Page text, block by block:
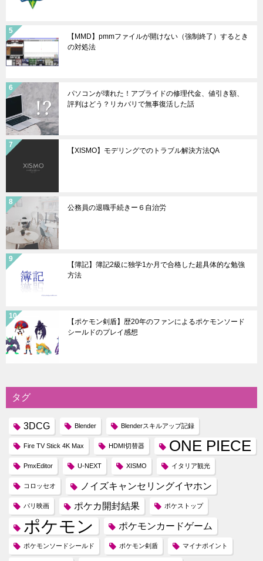
【MMD】pmmファイルが開けない（強制終了）するとき
の対処法
パソコンが壊れた！アプライドの修理代金、値引き額、
評判はどう？リカバリで無事復活した話
【XISMO】モデリングでのトラブル解決方法QA
公務員の退職手続きー６自治労
【簿記】簿記2級に独学1か月で合格した超具体的な勉強
方法
【ポケモン剣盾】歴20年のファンによるポケモンソード
シールドのプレイ感想
タグ
3DCG Blender Blenderスキルアップ記録
Fire TV Stick 4K Max HDMI切替器 ONE PIECE
PmxEditor U-NEXT XISMO イタリア観光
コロッセオ ノイズキャンセリングイヤホン
パリ映画 ポケカ開封結果 ポケストップ
ポケモン ポケモンカードゲーム
ポケモンソードシールド ポケモン剣盾 マイナポイント